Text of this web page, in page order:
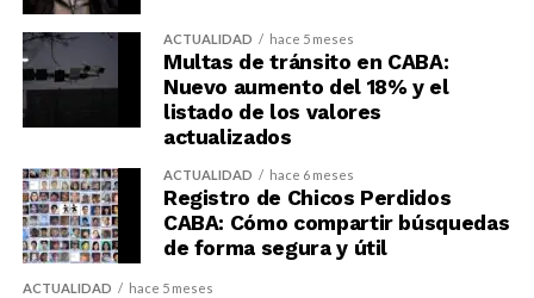
ACTUALIDAD hace 5 meses
Multas de tránsito en CABA:
Nuevo aumento del 18% y el
listado de los valores
actualizados
ACTUALIDAD hace 6 meses
Registro de Chicos Perdidos
CABA: Cómo compartir búsquedas
de forma segura y útil
ACTUALIDAD hace 5 meses